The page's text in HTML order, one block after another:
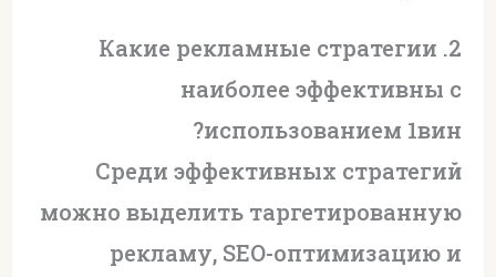
2. Какие рекламные стратегии
наиболее эффективны с
использованием 1вин?
Среди эффективных стратегий
можно выделить таргетированную
рекламу, SEO-оптимизацию и